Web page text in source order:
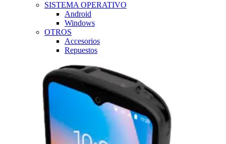
SISTEMA OPERATIVO
Android
Windows
OTROS
Accesorios
Repuestos